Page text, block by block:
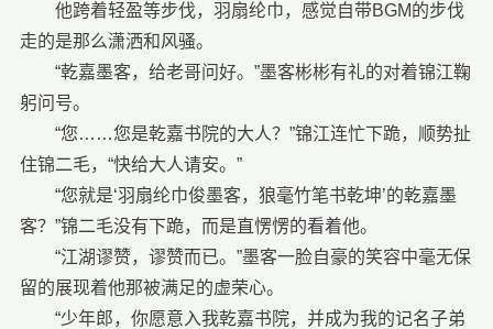
他跨着轻盈等步伐，羽扇纶巾，感觉自带BGM的步伐
走的是那么潇洒和风骚。
“乾嘉墨客，给老哥问好。”墨客彬彬有礼的对着锦江鞠
躬问号。
“您……您是乾嘉书院的大人？”锦江连忙下跪，顺势扯
住锦二毛，“快给大人请安。”
“您就是‘羽扇纶巾俊墨客，狼毫竹笔书乾坤’的乾嘉墨
客？”锦二毛没有下跪，而是直愣愣的看着他。
“江湖谬赞，谬赞而已。”墨客一脸自豪的笑容中毫无保
留的展现着他那被满足的虚荣心。
“少年郎，你愿意入我乾嘉书院，并成为我的记名子弟